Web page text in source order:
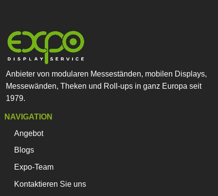
Anbieter von modularen Messeständen, mobilen Displays,
Messewänden, Theken und Roll-ups in ganz Europa seit
1979.
NAVIGATION
Angebot
Blogs
Expo-Team
Kontaktieren Sie uns